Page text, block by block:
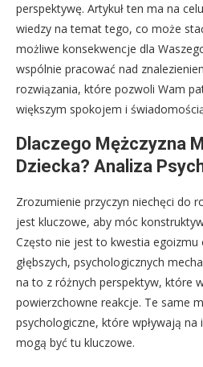
perspektywę. Artykuł ten ma na
wiedzy na temat tego, co może
możliwe konsekwencje dla
wspólnie pracować nad
rozwiązania, które pozwoli Wam
większym spokojem i
Dlaczego Mężczyzna
Dziecka? Analiza
Zrozumienie przyczyn niechęci do
jest kluczowe, aby móc
Często nie jest to kwestia egoizmu
głębszych, psychologicznych
na to z różnych perspektyw, które
powierzchowne reakcje. Te same
psychologiczne, które wpływają na
mogą być tu kluczowe.